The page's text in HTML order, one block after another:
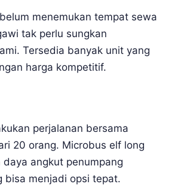
menemukan tempat sewa
tak perlu sungkan
Tersedia banyak unit yang
harga kompetitif.
perjalanan bersama
20 orang. Microbus elf long
angkut penumpang
bisa menjadi opsi tepat.